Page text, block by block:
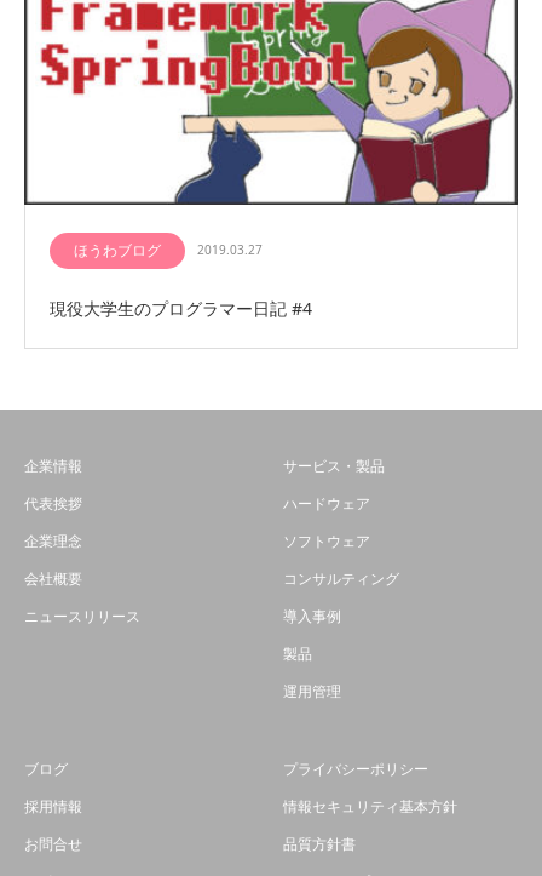
ほうわブログ 2019.03.27
現役大学生のプログラマー日記 #4
企業情報
代表挨拶
企業理念
会社概要
ニュースリリース
サービス・製品
ハードウェア
ソフトウェア
コンサルティング
導入事例
製品
運用管理
ブログ
採用情報
お問合せ
プライバシーポリシー
情報セキュリティ基本方針
品質方針書